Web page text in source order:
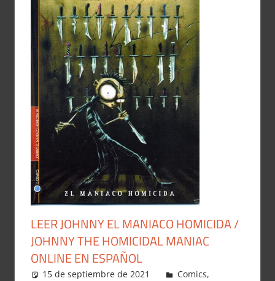
LEER JOHNNY EL MANIACO HOMICIDA /
JOHNNY THE HOMICIDAL MANIAC
ONLINE EN ESPAÑOL
15 de septiembre de 2021 Carlitox Banana
Comics,